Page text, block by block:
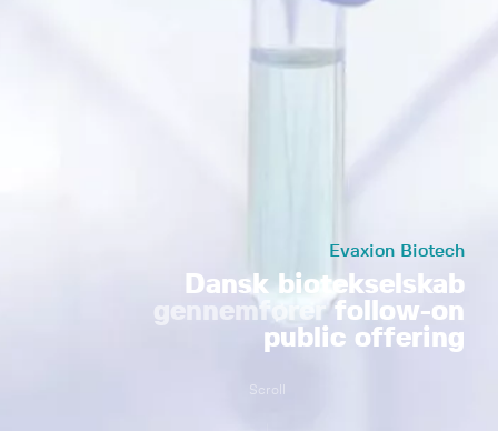
Evaxion Biotech
Dansk biotekselskab
gennemførerfollow-on
public offering
Scroll